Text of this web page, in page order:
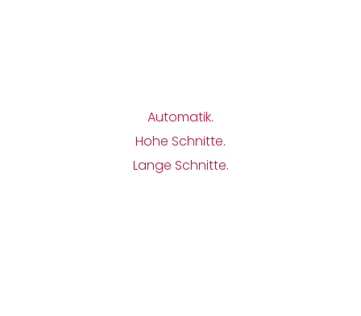
Automatik.
Hohe Schnitte.
Lange Schnitte.